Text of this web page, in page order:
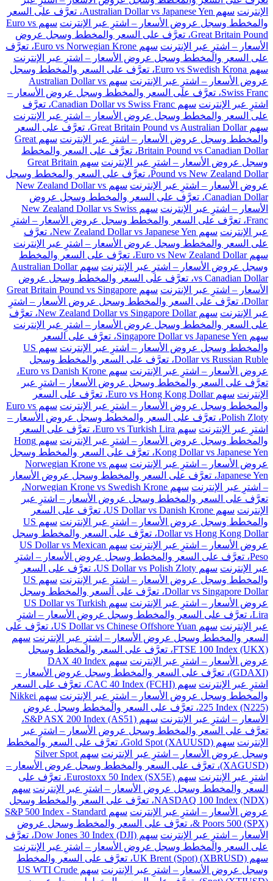
الإنترنت
سهم Australian Dollar vs Japanese Yen، تعرَّف على السعر
والمخطط وسجل عروض الأسعار – اشترِ عبر الإنترنت
سهم Euro vs
Great Britain Pound، تعرَّف على السعر والمخطط وسجل عروض
الأسعار – اشترِ عبر الإنترنت
سهم Euro vs Norwegian Krone، تعرَّف
على السعر والمخطط وسجل عروض الأسعار – اشترِ عبر الإنترنت
سهم Euro vs Swedish Krona، تعرَّف على السعر والمخطط وسجل
عروض الأسعار – اشترِ عبر الإنترنت
سهم Australian Dollar vs
Swiss Franc، تعرَّف على السعر والمخطط وسجل عروض الأسعار –
اشترِ عبر الإنترنت
سهم Canadian Dollar vs Swiss Franc، تعرَّف
على السعر والمخطط وسجل عروض الأسعار – اشترِ عبر الإنترنت
سهم Great Britain Pound vs Australian Dollar، تعرَّف على السعر
والمخطط وسجل عروض الأسعار – اشترِ عبر الإنترنت
سهم Great
Britain Pound vs Canadian Dollar، تعرَّف على السعر والمخطط
وسجل عروض الأسعار – اشترِ عبر الإنترنت
سهم Great Britain
Pound vs New Zealand Dollar، تعرَّف على السعر والمخطط وسجل
عروض الأسعار – اشترِ عبر الإنترنت
سهم New Zealand Dollar vs
Canadian Dollar، تعرَّف على السعر والمخطط وسجل عروض
الأسعار – اشترِ عبر الإنترنت
سهم New Zealand Dollar vs Swiss
Franc، تعرَّف على السعر والمخطط وسجل عروض الأسعار – اشترِ
عبر الإنترنت
سهم New Zealand Dollar vs Japanese Yen، تعرَّف
على السعر والمخطط وسجل عروض الأسعار – اشترِ عبر الإنترنت
سهم Euro vs New Zealand Dollar، تعرَّف على السعر والمخطط
وسجل عروض الأسعار – اشترِ عبر الإنترنت
سهم Australian Dollar
vs Canadian Dollar، تعرَّف على السعر والمخطط وسجل عروض
الأسعار – اشترِ عبر الإنترنت
سهم Great Britain Pound vs Singapore
Dollar، تعرَّف على السعر والمخطط وسجل عروض الأسعار – اشترِ
عبر الإنترنت
سهم New Zealand Dollar vs Singapore Dollar، تعرَّف
على السعر والمخطط وسجل عروض الأسعار – اشترِ عبر الإنترنت
سهم Singapore Dollar vs Japanese Yen، تعرَّف على السعر
والمخطط وسجل عروض الأسعار – اشترِ عبر الإنترنت
سهم US
Dollar vs Russian Ruble، تعرَّف على السعر والمخطط وسجل
عروض الأسعار – اشترِ عبر الإنترنت
سهم Euro vs Danish Krone،
تعرَّف على السعر والمخطط وسجل عروض الأسعار – اشترِ عبر
الإنترنت
سهم Euro vs Hong Kong Dollar، تعرَّف على السعر
والمخطط وسجل عروض الأسعار – اشترِ عبر الإنترنت
سهم Euro vs
Polish Zloty، تعرَّف على السعر والمخطط وسجل عروض الأسعار –
اشترِ عبر الإنترنت
سهم Euro vs Turkish Lira، تعرَّف على السعر
والمخطط وسجل عروض الأسعار – اشترِ عبر الإنترنت
سهم Hong
Kong Dollar vs Japanese Yen، تعرَّف على السعر والمخطط وسجل
عروض الأسعار – اشترِ عبر الإنترنت
سهم Norwegian Krone vs
Japanese Yen، تعرَّف على السعر والمخطط وسجل عروض الأسعار
– اشترِ عبر الإنترنت
سهم Norwegian Krone vs Swedish Krone،
تعرَّف على السعر والمخطط وسجل عروض الأسعار – اشترِ عبر
الإنترنت
سهم US Dollar vs Danish Krone، تعرَّف على السعر
والمخطط وسجل عروض الأسعار – اشترِ عبر الإنترنت
سهم US
Dollar vs Hong Kong Dollar، تعرَّف على السعر والمخطط وسجل
عروض الأسعار – اشترِ عبر الإنترنت
سهم US Dollar vs Mexican
Peso، تعرَّف على السعر والمخطط وسجل عروض الأسعار – اشترِ
عبر الإنترنت
سهم US Dollar vs Polish Zloty، تعرَّف على السعر
والمخطط وسجل عروض الأسعار – اشترِ عبر الإنترنت
سهم US
Dollar vs Singapore Dollar، تعرَّف على السعر والمخطط وسجل
عروض الأسعار – اشترِ عبر الإنترنت
سهم US Dollar vs Turkish
Lira، تعرَّف على السعر والمخطط وسجل عروض الأسعار – اشترِ
عبر الإنترنت
سهم US Dollar vs Chinese Offshore Yuan، تعرَّف على
السعر والمخطط وسجل عروض الأسعار – اشترِ عبر الإنترنت سهم
FTSE 100 Index (UKX)، تعرَّف على السعر والمخطط وسجل
عروض الأسعار – اشترِ عبر الإنترنت
سهم DAX 40 Index
(GDAXI)، تعرَّف على السعر والمخطط وسجل عروض الأسعار –
اشترِ عبر الإنترنت
سهم CAC 40 Index (FCHI)، تعرَّف على السعر
والمخطط وسجل عروض الأسعار – اشترِ عبر الإنترنت
سهم Nikkei
225 Index (N225)، تعرَّف على السعر والمخطط وسجل عروض
الأسعار – اشترِ عبر الإنترنت
سهم S&P ASX 200 Index (AS51)،
تعرَّف على السعر والمخطط وسجل عروض الأسعار – اشترِ عبر
الإنترنت
سهم Gold Spot (XAUUSD)، تعرَّف على السعر والمخطط
وسجل عروض الأسعار – اشترِ عبر الإنترنت
سهم Silver Spot
(XAGUSD)، تعرَّف على السعر والمخطط وسجل عروض الأسعار –
اشترِ عبر الإنترنت
سهم Eurostoxx 50 Index (SX5E)، تعرَّف على
السعر والمخطط وسجل عروض الأسعار – اشترِ عبر الإنترنت سهم
NASDAQ 100 Index (NDX)، تعرَّف على السعر والمخطط وسجل
عروض الأسعار – اشترِ عبر الإنترنت
سهم S&P 500 Index - Standard
& Poors 500 (SPX)، تعرَّف على السعر والمخطط وسجل عروض
الأسعار – اشترِ عبر الإنترنت
سهم Dow Jones 30 Index (DJI)، تعرَّف
على السعر والمخطط وسجل عروض الأسعار – اشترِ عبر الإنترنت
سهم UK Brent (Spot) (XBRUSD)، تعرَّف على السعر والمخطط
وسجل عروض الأسعار – اشترِ عبر الإنترنت
سهم US WTI Crude